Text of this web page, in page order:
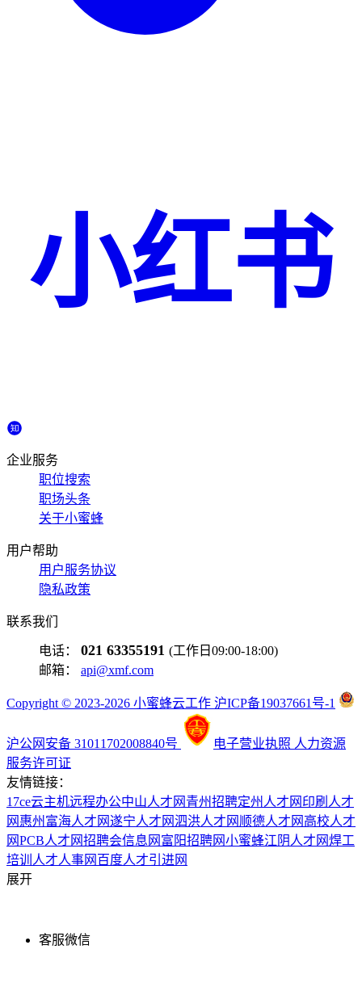
小红书
企业服务
职位搜索
职场头条
关于小蜜蜂
用户帮助
用户服务协议
隐私政策
联系我们
电话： 021 63355191 (工作日09:00-18:00)
邮箱： api@xmf.com
Copyright © 2023-2026 小蜜蜂云工作 沪ICP备19037661号-1
沪公网安备 31011702008840号 电子营业执照 人力资源
服务许可证
友情链接：
17ce云主机远程办公中山人才网 青州招聘定州人才网 印刷人才
网 惠州富海人才网遂宁人才网泗洪人才网 顺德人才网 高校人才
网PCB人才网招聘会信息网 富阳招聘网小蜜蜂江阴人才网焊工
培训 人才人事网 百度人才引进网
展开
客服微信